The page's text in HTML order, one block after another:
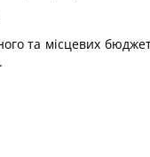
та місцевих